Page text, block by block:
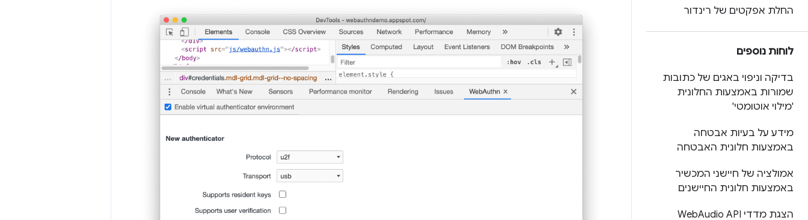
החלת אפקטים של רינדור
לוחות נוספים
בדיקה וניפוי באגים של כתובות
שמורות באמצעות החלונית
'מילוי אוטומטי'
מידע על בעיות אבטחה
באמצעות חלונית האבטחה
אמולציה של חיישני המכשיר
באמצעות חלונית החיישנים
הצגת מדדי Web Audio API